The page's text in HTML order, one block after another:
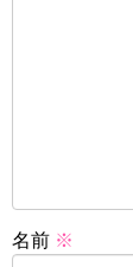
名前 ※